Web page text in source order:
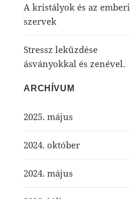
A kristályok és az emberi
szervek
Stressz leküzdése
ásványokkal és zenével.
ARCHÍVUM
2025. május
2024. október
2024. május